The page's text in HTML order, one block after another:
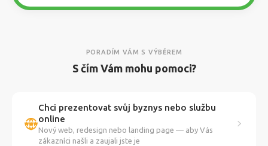
PORADÍM VÁM S VÝBĚREM
S čím Vám mohu pomoci?
Chci prezentovat svůj byznys nebo službu
online
Nový web, redesign nebo landing page — aby Vás
zákazníci našli a zaujali jste je